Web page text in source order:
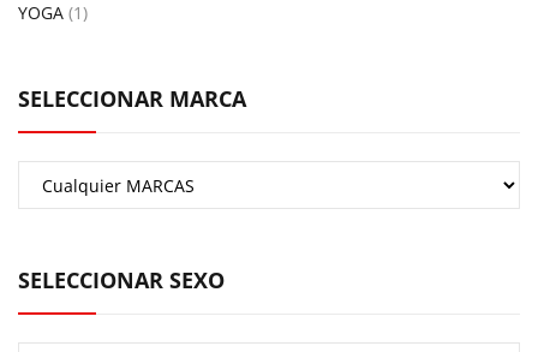
YOGA (1)
SELECCIONAR MARCA
SELECCIONAR SEXO